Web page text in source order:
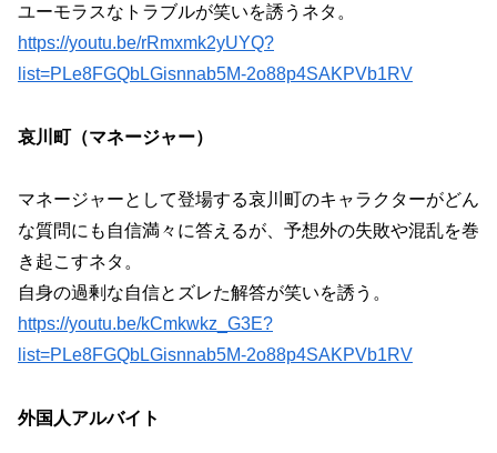
ユーモラスなトラブルが笑いを誘うネタ。
https://youtu.be/rRmxmk2yUYQ?
list=PLe8FGQbLGisnnab5M-2o88p4SAKPVb1RV
哀川町（マネージャー）
マネージャーとして登場する哀川町のキャラクターがどん
な質問にも自信満々に答えるが、予想外の失敗や混乱を巻
き起こすネタ。
自身の過剰な自信とズレた解答が笑いを誘う。
https://youtu.be/kCmkwkz_G3E?
list=PLe8FGQbLGisnnab5M-2o88p4SAKPVb1RV
外国人アルバイト